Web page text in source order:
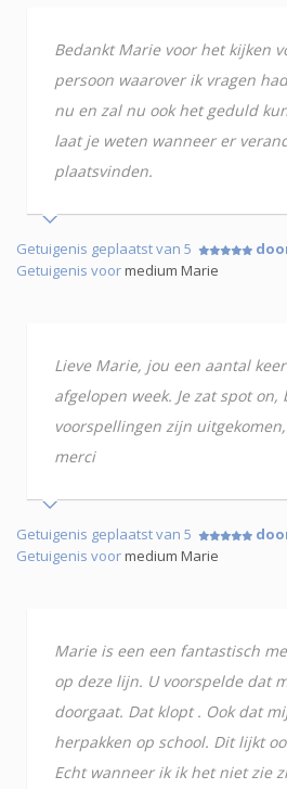
Bedankt Marie voor het kijken
persoon waarover ik vragen
nu en zal nu ook het geduld
laat je weten wanneer er
plaatsvinden.
Getuigenis geplaatst van 5
Getuigenis voormedium Marie
Lieve Marie, jou een aantal
afgelopen week. Je zat spot on,
voorspellingen zijn
merci
Getuigenis geplaatst van 5
Getuigenis voormedium Marie
Marie is een een fantastisch
op deze lijn. U voorspelde dat
doorgaat. Dat klopt . Ook dat
herpakken op school. Dit lijkt
Echt wanneer ik ik het niet zie